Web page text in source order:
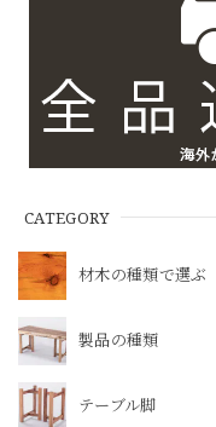
CATEGORY
材木の種類で選ぶ
製品の種類
テーブル脚